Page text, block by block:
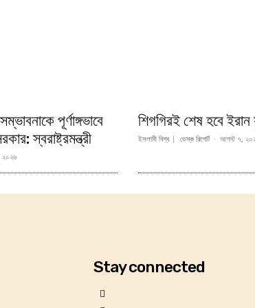
পূর্ণাঙ্গভাবে
স্বরাষ্ট্রমন্ত্রী
শিগগিরই শেষ হবে ইরান
ইসলামী বিশ্ব ডেস্ক রিপোর্ট - আগস্ট ৭,
Stay connected